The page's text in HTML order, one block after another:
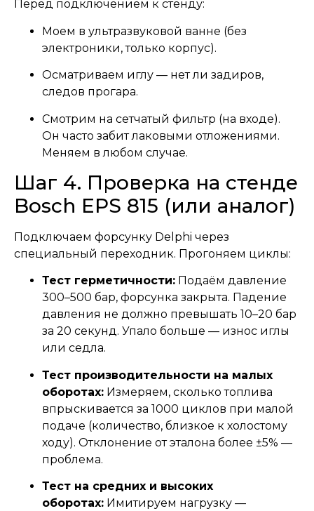
Перед подключением к стенду:
Моем в ультразвуковой ванне (без
электроники, только корпус).
Осматриваем иглу — нет ли задиров,
следов прогара.
Смотрим на сетчатый фильтр (на входе).
Он часто забит лаковыми отложениями.
Меняем в любом случае.
Шаг 4. Проверка на стенде
Bosch EPS 815 (или аналог)
Подключаем форсунку Delphi через
специальный переходник. Прогоняем циклы:
Тест герметичности: Подаём давление
300–500 бар, форсунка закрыта. Падение
давления не должно превышать 10–20 бар
за 20 секунд. Упало больше — износ иглы
или седла.
Тест производительности на малых
оборотах: Измеряем, сколько топлива
впрыскивается за 1000 циклов при малой
подаче (количество, близкое к холостому
ходу). Отклонение от эталона более ±5% —
проблема.
Тест на средних и высоких
оборотах: Имитируем нагрузку —